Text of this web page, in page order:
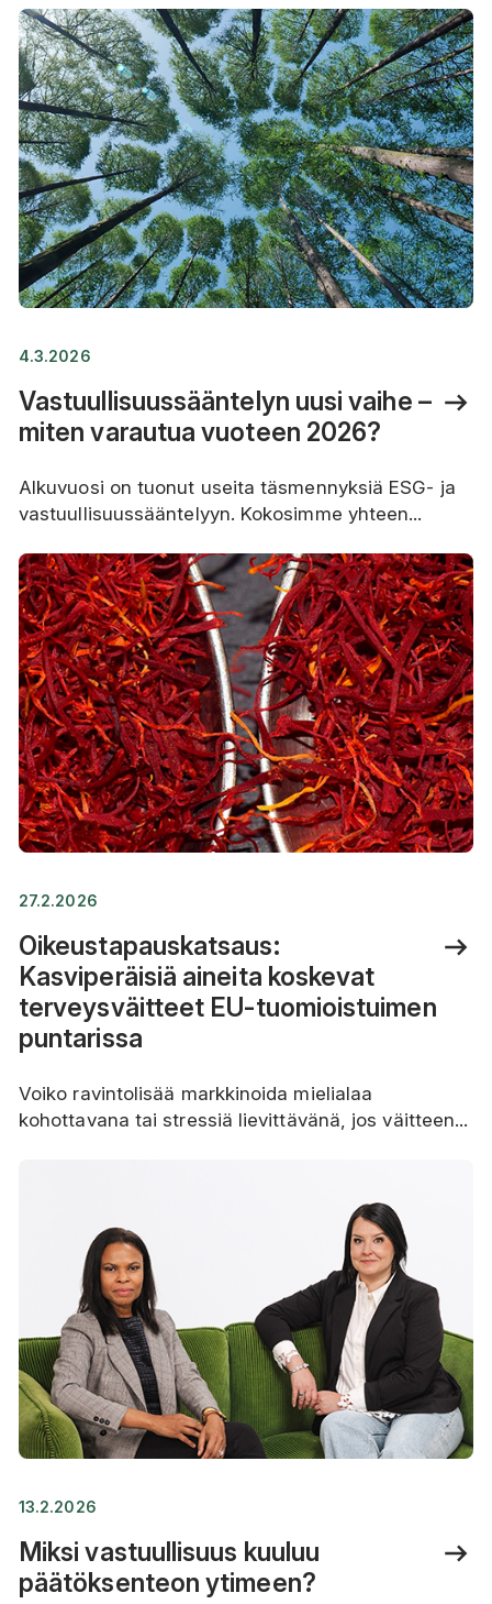
4.3.2026
Vastuullisuussääntelyn uusi vaihe –
miten varautua vuoteen 2026?
Alkuvuosi on tuonut useita täsmennyksiä ESG- ja
vastuullisuussääntelyyn. Kokosimme yhteen...
27.2.2026
Oikeustapauskatsaus:
Kasviperäisiä aineita koskevat
terveysväitteet EU-tuomioistuimen
puntarissa
Voiko ravintolisää markkinoida mielialaa
kohottavana tai stressiä lievittävänä, jos väitteen...
13.2.2026
Miksi vastuullisuus kuuluu
päätöksenteon ytimeen?